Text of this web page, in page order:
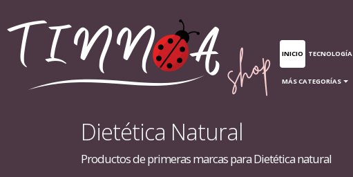
INICIO TECNOLOGÍA
MÁS CATEGORÍAS
Dietética Natural
Productos de primeras marcas para Dietética natural